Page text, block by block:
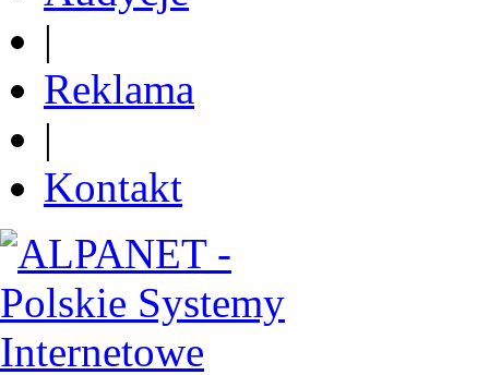
|
Reklama
|
Kontakt